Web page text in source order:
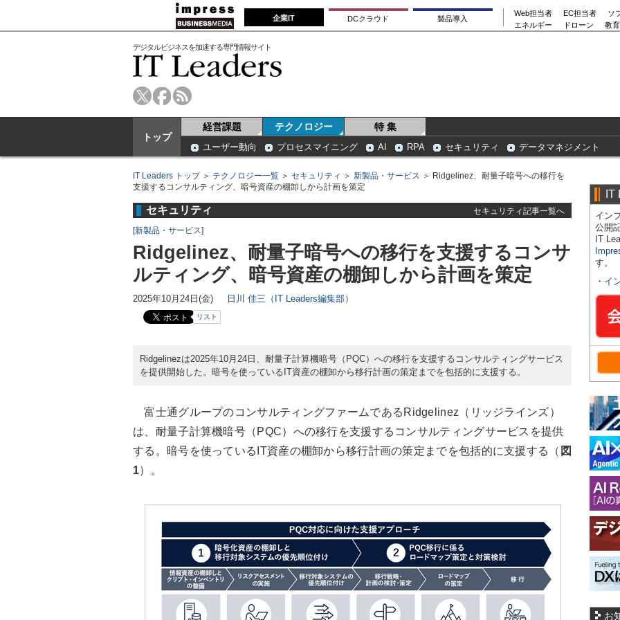
企業IT DCクラウド 製品導入
Web担当者 EC担当者
ソ
エネルギー
ドローン 教
デジタルビジネスを加速する専門情報サイト
トップ
経営課題 テクノロジー 特 集
ユーザー動向 プロセスマイニング AI RPA セキュリティ データマネジメント
IT Leaders トップ＞ テクノロジー一覧 ＞ セキュリティ ＞ 新製品・サービス ＞ Ridgelinez、耐量子暗号への移行を
支援するコンサルティング、暗号資産の棚卸しから計画を策定
セキュリティ
セキュリティ記事一覧へ
[新製品・サービス]
Ridgelinez、耐量子暗号への移行を支援するコンサ
ルティング、暗号資産の棚卸しから計画を策定
2025年10月24日(金) 日川 佳三（IT Leaders編集部）
リスト
Ridgelinezは2025年10月24日、耐量子計算機暗号（PQC）への移行を支援するコンサルティングサービス
を提供開始した。暗号を使っているIT資産の棚卸から移行計画の策定までを包括的に支援する。
富士通グループのコンサルティングファームであるRidgelinez（リッジラインズ）
は、耐量子計算機暗号（PQC）への移行を支援するコンサルティングサービスを提供
する。暗号を使っているIT資産の棚卸から移行計画の策定までを包括的に支援する（ 図
1）。
IT
イン
公開
IT
す。
・ イ
お